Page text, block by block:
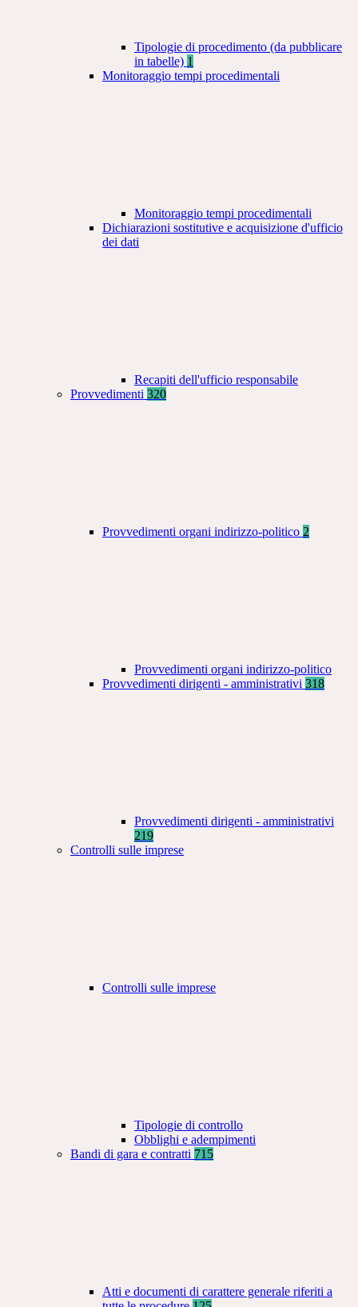
Tipologie di procedimento (da pubblicare
in tabelle) 1
Monitoraggio tempi procedimentali
Monitoraggio tempi procedimentali
Dichiarazioni sostitutive e acquisizione d'ufficio
dei dati
Recapiti dell'ufficio responsabile
Provvedimenti 320
Provvedimenti organi indirizzo-politico 2
Provvedimenti organi indirizzo-politico
Provvedimenti dirigenti - amministrativi 318
Provvedimenti dirigenti - amministrativi
219
Controlli sulle imprese
Controlli sulle imprese
Tipologie di controllo
Obblighi e adempimenti
Bandi di gara e contratti 715
Atti e documenti di carattere generale riferiti a